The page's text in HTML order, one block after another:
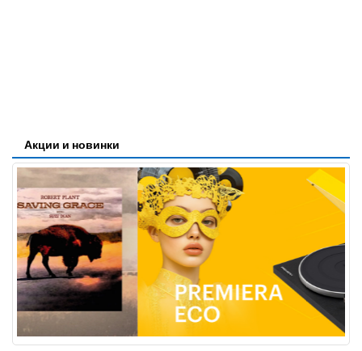
Акции и новинки